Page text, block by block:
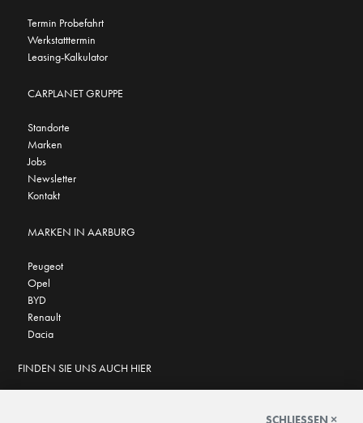
Termin Probefahrt
Werkstatttermin
Leasing-Kalkulator
CARPLANET GRUPPE
Standorte
Marken
Jobs
Newsletter
Kontakt
MARKEN IN AARBURG
Peugeot
Opel
BYD
Renault
Dacia
FINDEN SIE UNS AUCH HIER
SCHLIESSEN ×